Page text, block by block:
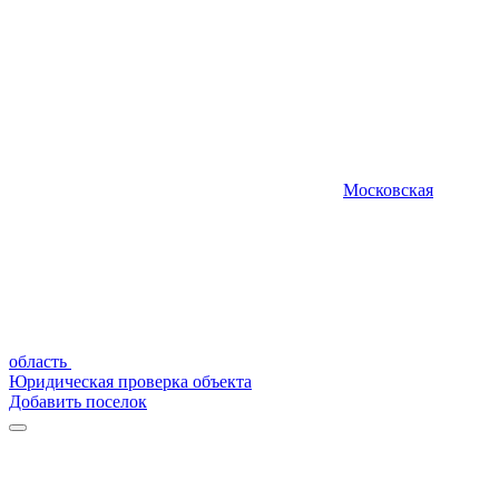
Московская
область
Юридическая проверка объекта
Добавить поселок